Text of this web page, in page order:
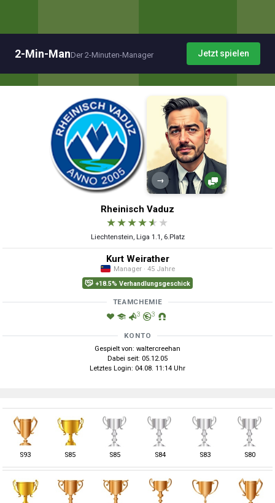
2-Min-ManDer 2-Minuten-Manager Jetzt spielen
→
Rheinisch Vaduz
★★★★★ ★
Liechtenstein, Liga 1.1, 6.Platz
Kurt Weirather
Manager · 45 Jahre
+18.5% Verhandlungsgeschick
TEAMCHEMIE
3 3
KONTO
Gespielt von: waltercreehan
Dabei seit: 05.12.05
Letztes Login: 04.08. 11:14 Uhr
S93 S85 S85 S84 S83 S80